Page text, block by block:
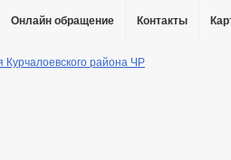
Онлайн обращение Контакты